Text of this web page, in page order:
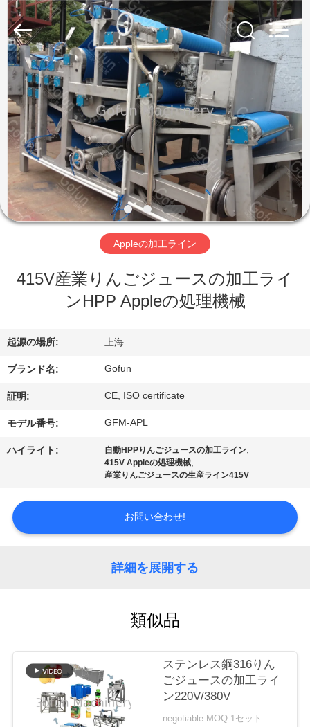
家
プ
ロ
ダ
ク
ビ
オ
私
達
て
2019
2026
Shanghai
Gofun
Machinery
Co.,
Ltd..
Reserved.
Appleの加工ライン
415V産業りんごジュースの加工ライ
ンHPP Appleの処理機械
起源の場所: 上海
ブランド名: Gofun
証明: CE, ISO certificate
モデル番号: GFM-APL
ハイライト: 自動HPPりんごジュースの加工ライン,
415V Appleの処理機械,
産業りんごジュースの生産ライン415V
お問い合わせ!
詳細を展開する
類似品
ステンレス鋼316りん
ごジュースの加工ライ
ン220V/380V
negotiable MOQ:1セット